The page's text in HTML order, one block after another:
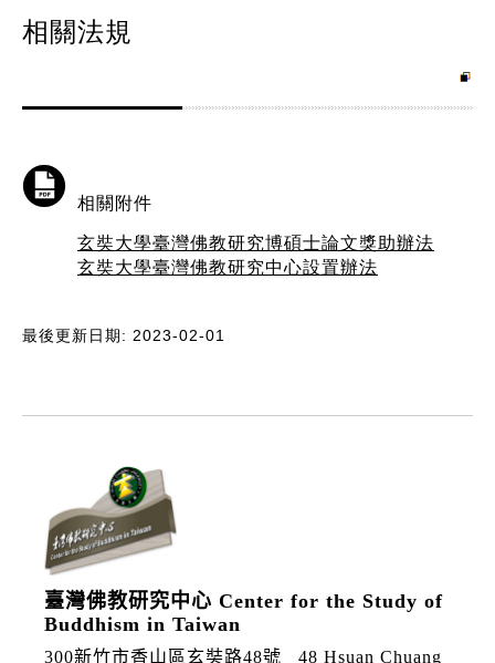
相關法規
相關附件
玄奘大學臺灣佛教研究博碩士論文獎助辦法
玄奘大學臺灣佛教研究中心設置辦法
最後更新日期: 2023-02-01
臺灣佛教研究中心 Center for the Study of
Buddhism in Taiwan
300新竹市香山區玄奘路48號 48 Hsuan Chuang